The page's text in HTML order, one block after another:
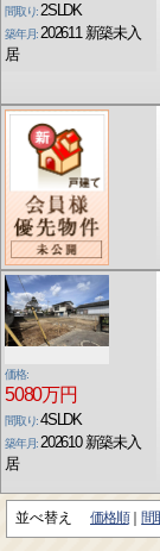
間取り:2SLDK
築年月:202611 新築未入
居
価格:
5080万円
間取り:4SLDK
築年月: 202610 新築未入
居
並べ替え 価格順 間